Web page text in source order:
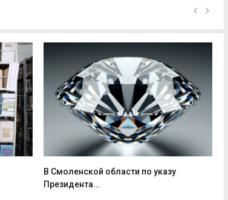
В Смоленской области по указу
Президента...